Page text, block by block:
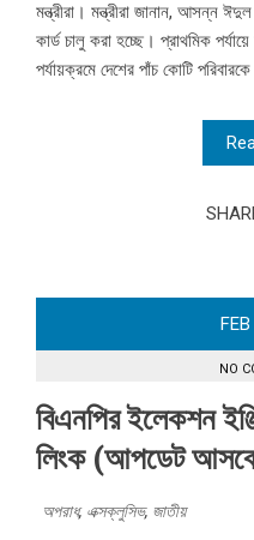
মন্ত্রীরা। মন্ত্রীরা জানান, আসন্ন
কার্ড চালু করা হচ্ছে। প্রাথমিক
পর্যায়ক্রমে দেশের পাঁচ কোটি
FEB
NO
বিএনপির ইলেকশন
লিংক (আপডেট
অপরাধ, এক্সক্লুসিভ, জাতীয়